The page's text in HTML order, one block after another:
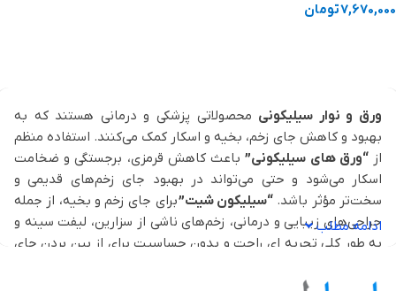
7,670,000تومان
ورق و نوار سیلیکونی محصولاتی پزشکی و درمانی هستند که به
بهبود و کاهش جای زخم، بخیه و اسکار کمک می‌کنند. استفاده منظم
از“ورق های سیلیکونی”باعث کاهش قرمزی، برجستگی و ضخامت
اسکار می‌شود و حتی می‌تواند در بهبود جای زخم‌های قدیمی و
سخت‌تر مؤثر باشد. “سیلیکون شیت”برای جای زخم و بخیه، از جمله
جراحی‌های زیبایی و درمانی، زخم‌های ناشی از سزارین، لیفت سینه و
به طور کلی تجربه ای راحت و بدون حساسیت برای از بین بردن جای
ادامه مطلب